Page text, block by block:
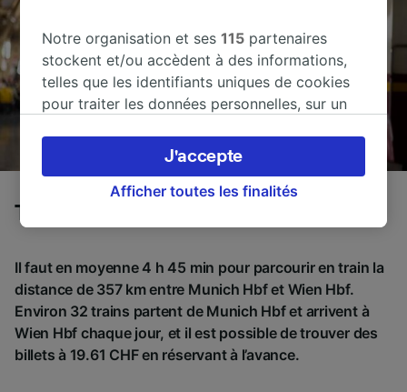
Trains de Munich Hbf à Wien Hbf
Il faut en moyenne 4 h 45 min pour parcourir en train la
distance de 357 km entre Munich Hbf et Wien Hbf.
Environ 32 trains partent de Munich Hbf et arrivent à
Wien Hbf chaque jour, et il est possible de trouver des
billets à 19.61 CHF en réservant à l’avance.
Notre organisation et ses115 partenaires
stockent et/ou accèdent à des informations,
telles que les identifiants uniques de cookies
pour traiter les données personnelles, sur un
préférences, notamment en exerçant votre
droit d’opposition à l’intérêt légitime, en
cliquant ci-dessous ou à tout moment sur la
Vos données ne seront pas utilisées à des fins
de traçage si vous nous avez demandé de ne
pas vous tracer.
Nos équipes ainsi que nos partenaires
Afficher toutes les finalités
J'accepte